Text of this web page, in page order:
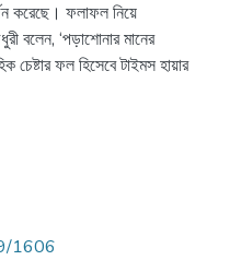
করেছে। ফলাফল নিয়ে
বলেন, ‘পড়াশোনার মানের
ফল হিসেবে টাইমস হায়ার
1606